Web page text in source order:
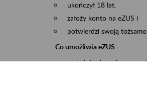
ukończył 18 lat,
założy konto na eZUS i
potwierdzi swoją
Co umożliwia eZUS
wgląd do danych